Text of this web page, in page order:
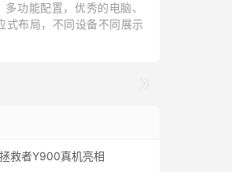
功能配置，优秀的电脑、
式布局，不同设备不同展示
救者Y900真机亮相